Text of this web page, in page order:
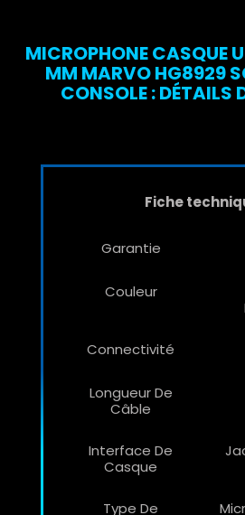
MICROPHONE CASQUE
MM MARVO HG8929
CONSOLE : DÉTAILS
Fiche
Garantie
Couleur
Connectivité
Longueur De
Câble
Interface De
Casque
Type De